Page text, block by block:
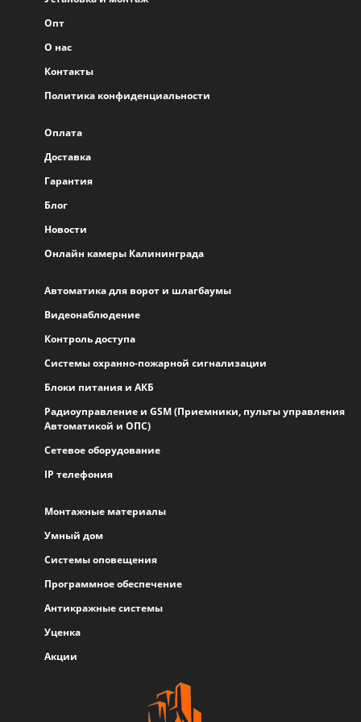
Опт
О нас
Контакты
Политика конфиденциальности
Оплата
Доставка
Гарантия
Блог
Новости
Онлайн камеры Калининграда
Автоматика для ворот и шлагбаумы
Видеонаблюдение
Контроль доступа
Системы охранно-пожарной сигнализации
Блоки питания и АКБ
Радиоуправление и GSM (Приемники, пульты управления
Автоматикой и ОПС)
Сетевое оборудование
IP телефония
Монтажные материалы
Умный дом
Системы оповещения
Программное обеспечение
Антикражные системы
Уценка
Акции